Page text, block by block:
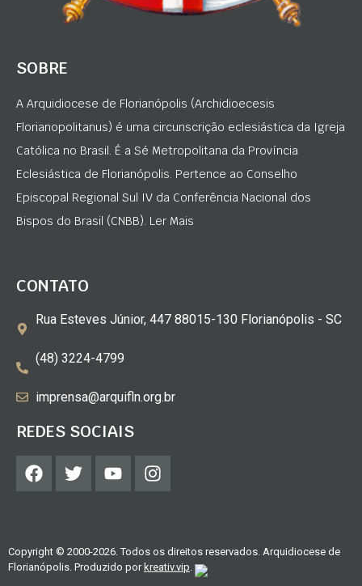
SOBRE
A Arquidiocese de Florianópolis (Archidioecesis
Florianopolitanus) é uma circunscrição eclesiástica da Igreja
Católica no Brasil. É a Sé Metropolitana da Província
Eclesiástica de Florianópolis. Pertence ao Conselho
Episcopal Regional Sul IV da Conferência Nacional dos
Bispos do Brasil (CNBB). Ler Mais
CONTATO
Rua Esteves Júnior, 447 88015-130 Florianópolis - SC
(48) 3224-4799
imprensa@arquifln.org.br
REDES SOCIAIS
Copyright © 2000-2026. Todos os direitos reservados. Arquidiocese de
Florianópolis. Produzido porkreativ.vip